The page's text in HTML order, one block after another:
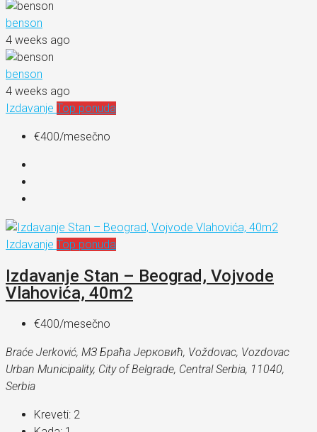
benson
4 weeks ago
benson
4 weeks ago
Izdavanje Top ponuda
€400/mesečno
Izdavanje Top ponuda
Izdavanje Stan – Beograd, Vojvode
Vlahovića, 40m2
€400/mesečno
Braće Jerković, МЗ Браћа Јерковић, Voždovac, Vozdovac
Urban Municipality, City of Belgrade, Central Serbia, 11040,
Serbia
Kreveti: 2